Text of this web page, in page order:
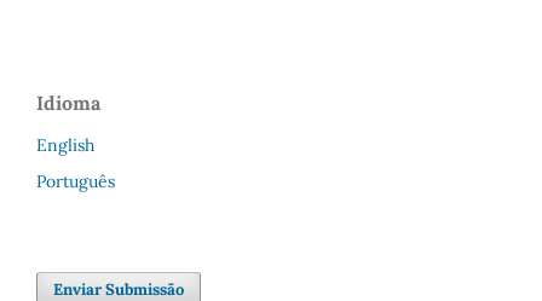
Idioma
English
Português
Enviar Submissão